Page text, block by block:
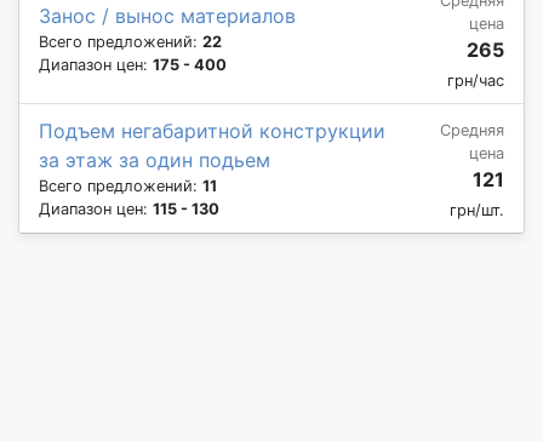
Занос / вынос материалов
Всего предложений: 22
Диапазон цен: 175 - 400
цена
265
грн/час
Подъем негабаритной конструкции
за этаж за один подьем
Всего предложений: 11
Диапазон цен: 115 - 130
Средняя
цена
121
грн/шт.